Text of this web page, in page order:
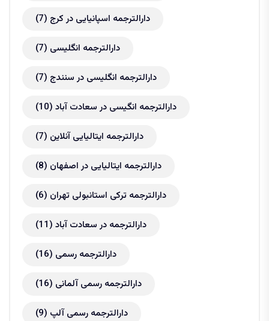
دارالترجمه اسپانیایی در کرج (7)
دارالترجمه انگلیسی (7)
دارالترجمه انگلیسی در سنندج (7)
دارالترجمه انگیسی در سعادت آباد (10)
دارالترجمه ایتالیایی آنلاین (7)
دارالترجمه ایتالیایی در اصفهان (8)
دارالترجمه ترکی استانبولی تهران (6)
دارالترجمه در سعادت آباد (11)
دارالترجمه رسمی (16)
دارالترجمه رسمی آلمانی (16)
دارالترجمه رسمی آلپ (9)